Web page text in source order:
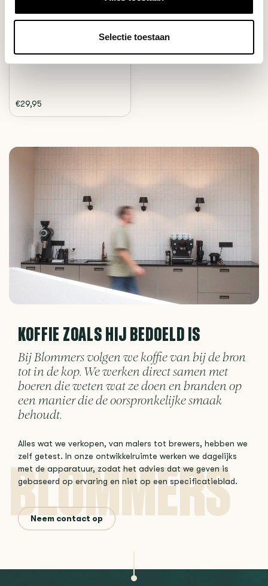
Selectie toestaan
JoeFrex precision scale with
€29,95
KOFFIE ZOALS HIJ BEDOELD IS
Bij Blommers volgen we koffie van bij de bron
tot in de kop. We werken direct samen met
boeren die weten wat ze doen en branden op
een manier die de oorspronkelijke smaak
behoudt.
Alles wat we verkopen, van malers tot brewers, hebben we
zelf getest. In onze ontwikkelruimte werken we dagelijks
met de apparatuur, zodat het advies dat we geven is
gebaseerd op ervaring en niet op een specificatieblad.
Neem contact op